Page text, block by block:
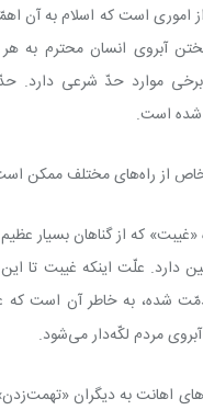
اموری است كه اسلام به آن
آبروی انسان محترم به
موارد حدّ شرعی دارد.
است.
از راه‌های مختلف ممكن
«غیبت» که از گناهان بسیار
دارد. علّت اینكه غیبت تا این
شده، به خاطر آن است كه
مردم لكّه‌دار می‌شود.
اهانت به دیگران